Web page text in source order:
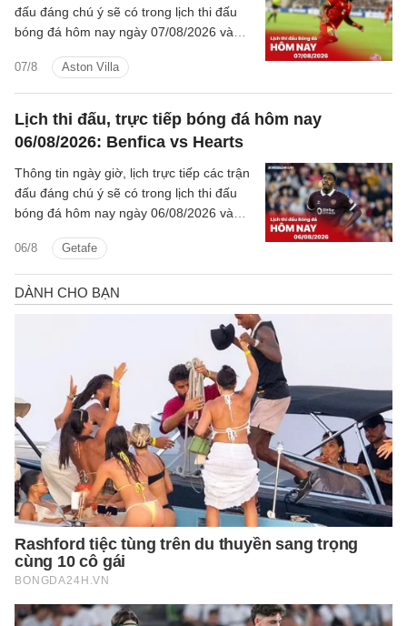
07/8 Aston Villa
đấu đáng chú ý sẽ có trong lịch thi đấu
bóng đá hôm nay ngày 07/08/2026 và
tiếp.
Lịch thi đấu, trực tiếp bóng đá hôm nay
06/08/2026: Benfica vs Hearts
06/8 Getafe
Thông tin ngày giờ, lịch trực tiếp các trận
đấu đáng chú ý sẽ có trong lịch thi đấu
bóng đá hôm nay ngày 06/08/2026 và
tiếp.